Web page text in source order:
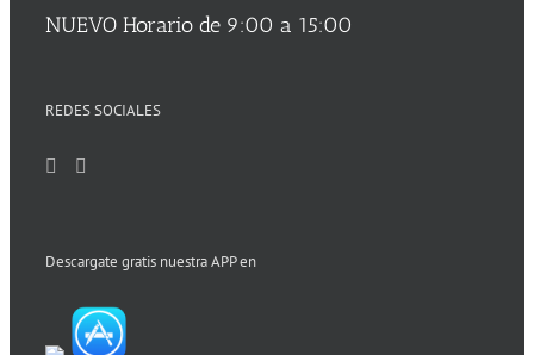
NUEVO Horario de 9:00 a 15:00
REDES SOCIALES
Descargate gratis nuestra APP en